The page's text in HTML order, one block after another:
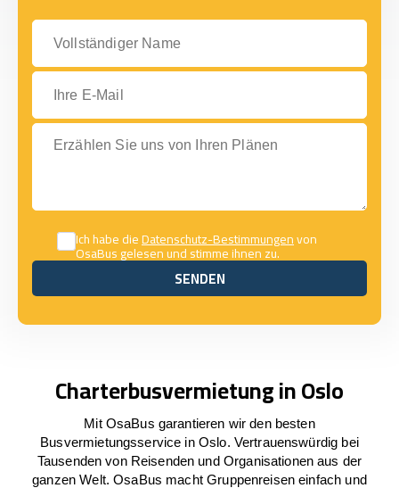
Vollständiger Name
Ihre E-Mail
Erzählen Sie uns von Ihren Plänen
Ich habe dieDatenschutz-Bestimmungenvon
OsaBus gelesen und stimme ihnen zu.
SENDEN
SENDEN
Charterbusvermietung in Oslo
Mit OsaBus garantieren wir den besten
Busvermietungsservice in Oslo. Vertrauenswürdig bei
Tausenden von Reisenden und Organisationen aus der
ganzen Welt. OsaBus macht Gruppenreisen einfach und